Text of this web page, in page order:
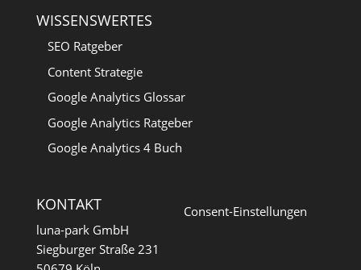
WISSENSWERTES
SEO Ratgeber
Content Strategie
Google Analytics Glossar
Google Analytics Ratgeber
Google Analytics 4 Buch
KONTAKT
luna-park GmbH
Siegburger Straße 231
Consent-Einstellungen